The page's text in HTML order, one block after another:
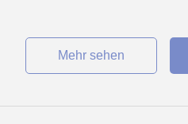
Mehr sehen